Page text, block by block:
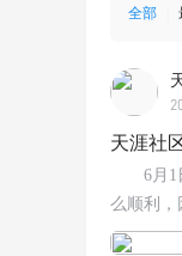
全部
天涯社
6月1日
么顺利